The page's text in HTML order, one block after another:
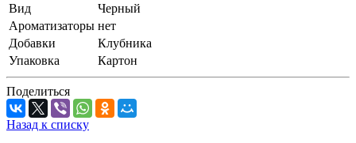
Вид
Черный
Ароматизаторы нет
Добавки
Клубника
Упаковка
Картон
Поделиться
Назад к списку